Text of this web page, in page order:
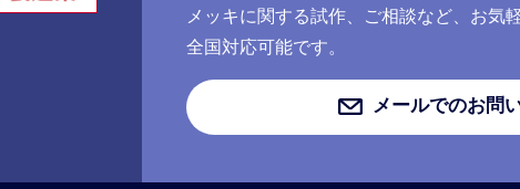
メッキに関する試作、ご相談など、お気
全国対応可能です。
メールでのお問